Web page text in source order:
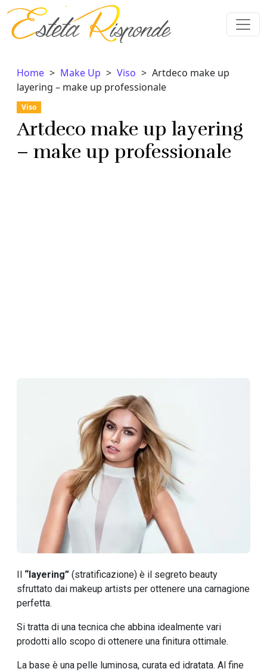
Vai al contenuto
Home Make Up Viso
Artdeco make up
layering – make up professionale
Viso
Artdeco make up layering
– make up professionale
Il “layering” (stratificazione) è il segreto beauty
sfruttato dai makeup artists per ottenere una carnagione
perfetta.
Si tratta di una tecnica che abbina idealmente vari
prodotti allo scopo di ottenere una finitura ottimale.
La base è una pelle luminosa, curata ed idratata. Al fine